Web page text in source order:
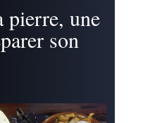
pierre, une
son